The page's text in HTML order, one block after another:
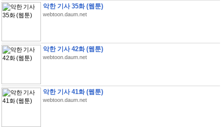
악한 기사 35화 (웹툰)
webtoon.daum.net
악한 기사 42화 (웹툰)
webtoon.daum.net
악한 기사 41화 (웹툰)
webtoon.daum.net